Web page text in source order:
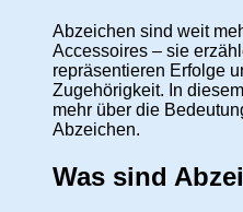
Abzeichen sind weit
Accessoires – sie
repräsentieren Erfolge
Zugehörigkeit. In
mehr über die
Abzeichen.
Was sind